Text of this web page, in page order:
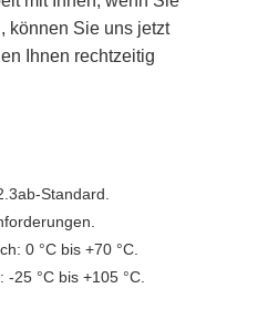
können Sie uns jetzt
Ihnen rechtzeitig
Standard.
0 °C bis +70 °C.
25 °C bis +105 °C.